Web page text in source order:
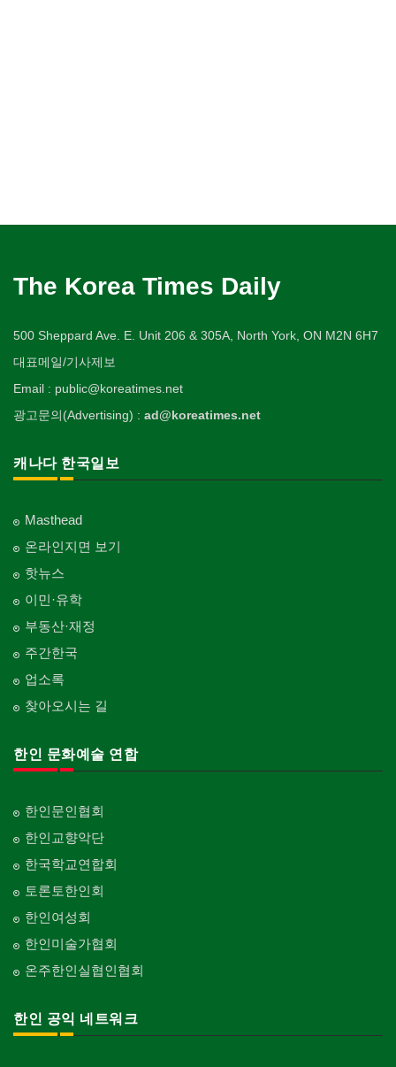
The Korea Times Daily
500 Sheppard Ave. E. Unit 206 & 305A, North York, ON M2N 6H7
대표메일/기사제보
Email : public@koreatimes.net
광고문의(Advertising) : ad@koreatimes.net
캐나다 한국일보
Masthead
온라인지면 보기
핫뉴스
이민·유학
부동산·재정
주간한국
업소록
찾아오시는 길
한인 문화예술 연합
한인문인협회
한인교향악단
한국학교연합회
토론토한인회
한인여성회
한인미술가협회
온주한인실협인협회
한인 공익 네트워크